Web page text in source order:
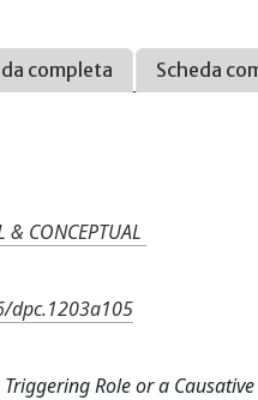
completa Scheda
& CONCEPTUAL
dpc.1203a105
Triggering Role or a